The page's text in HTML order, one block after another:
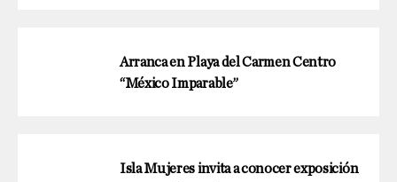
Arranca en Playa del Carmen Centro
“México Imparable”
Isla Mujeres invita a conocer exposición